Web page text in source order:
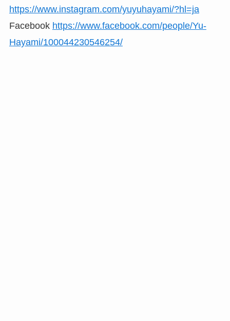
https://www.instagram.com/yuyuhayami/?hl=ja
Facebook https://www.facebook.com/people/Yu-
Hayami/100044230546254/